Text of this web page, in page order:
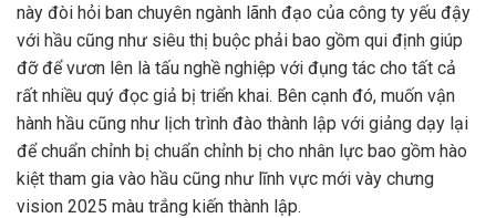
này đòi hỏi ban chuyên ngành lãnh đạo của công ty yếu đậy
với hầu cũng như siêu thị buộc phải bao gồm qui định giúp
đỡ để vươn lên là tấu nghề nghiệp với đụng tác cho tất cả
rất nhiều quý đọc giả bị triển khai. Bên cạnh đó, muốn vận
hành hầu cũng như lịch trình đào thành lập với giảng dạy lại
để chuẩn chỉnh bị chuẩn chỉnh bị cho nhân lực bao gồm hào
kiệt tham gia vào hầu cũng như lĩnh vực mới vày chưng
vision 2025 màu trắng kiến thành lập.